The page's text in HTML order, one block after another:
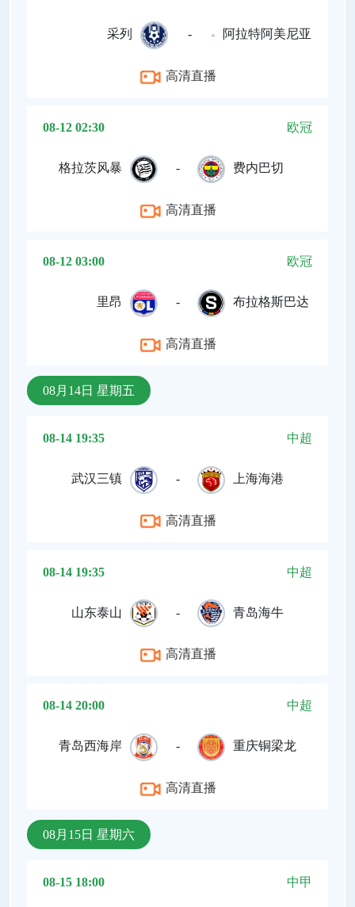
采列 - 阿拉特阿美尼亚
高清直播
08-12 02:30 欧冠
格拉茨风暴 - 费内巴切
高清直播
08-12 03:00 欧冠
里昂 - 布拉格斯巴达
高清直播
08月14日 星期五
08-14 19:35 中超
武汉三镇 - 上海海港
高清直播
08-14 19:35 中超
山东泰山 - 青岛海牛
高清直播
08-14 20:00 中超
青岛西海岸 - 重庆铜梁龙
高清直播
08月15日 星期六
08-15 18:00 中甲